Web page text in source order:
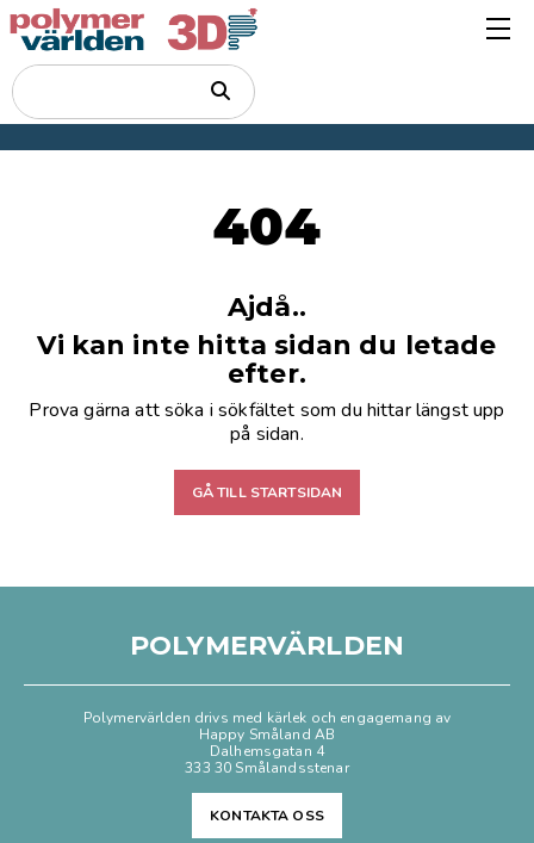
404
Ajdå..
Vi kan inte hitta sidan du letade
efter.
Prova gärna att söka i sökfältet som du hittar längst upp
på sidan.
GÅ TILL STARTSIDAN
POLYMERVÄRLDEN
Polymervärlden drivs med kärlek och engagemang av
Happy Småland AB
Dalhemsgatan 4
333 30 Smålandsstenar
KONTAKTA OSS